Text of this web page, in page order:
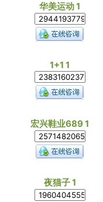
华美运动 1
1+1 1
宏兴鞋业689 1
夜猫子 1